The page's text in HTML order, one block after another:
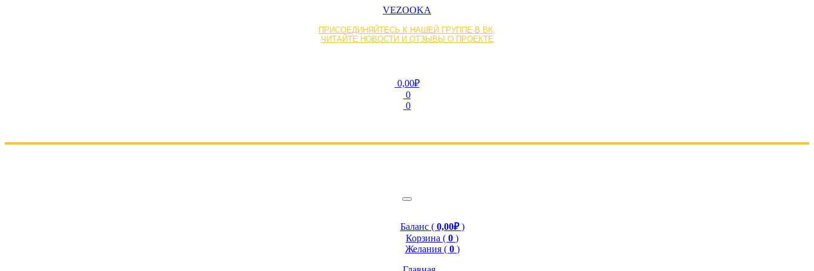
VEZOOKA
ПРИСОЕДИНЯЙТЕСЬ К НАШЕЙ ГРУППЕ В ВК,
ЧИТАЙТЕ НОВОСТИ И ОТЗЫВЫ О ПРОЕКТЕ
0,00₽
0
0
Баланс ( 0,00₽)
Корзина ( 0 )
Желания ( 0 )